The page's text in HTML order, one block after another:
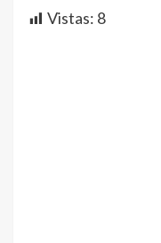
Vistas: 8